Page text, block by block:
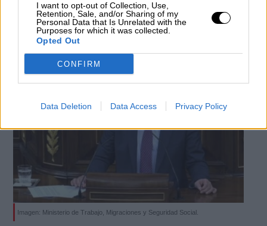
I want to opt-out of Collection, Use,
Retention, Sale, and/or Sharing of my
Personal Data that Is Unrelated with the
Purposes for which it was collected.
Opted Out
CONFIRM
Data Deletion Data Access Privacy Policy
Patricia Arredondo
Más artículos de este autor
miércoles, 5 de febrero de 2020
Imagen: Ministerio de Trabajo, Migraciones y Seguridad Social.